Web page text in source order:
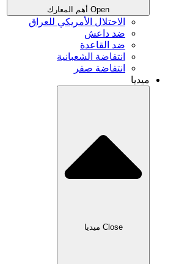
Open أهم المعارك
الاحتلال الأمريكي للعراق
ضد داعش
ضد القاعدة
انتفاضة الشعبانية
انتفاضة صفر
ميديا
Close ميديا